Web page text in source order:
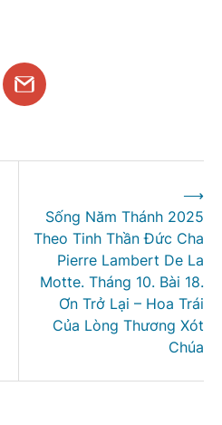
Sống Năm Thánh 2025
Theo Tinh Thần Đức Cha
Pierre Lambert De La
Motte. Tháng 10. Bài 18.
Ơn Trở Lại – Hoa Trái
Của Lòng Thương Xót
Chúa
⟶